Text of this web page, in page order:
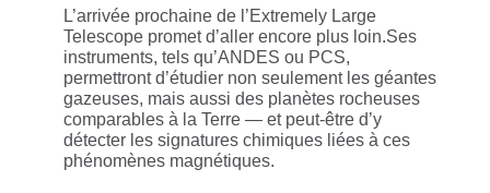
L’arrivée prochaine de l’Extremely Large
Telescope promet d’aller encore plus loin.Ses
instruments, tels qu’ANDES ou PCS,
permettront d’étudier non seulement les géantes
gazeuses, mais aussi des planètes rocheuses
comparables à la Terre — et peut-être d’y
détecter les signatures chimiques liées à ces
phénomènes magnétiques.